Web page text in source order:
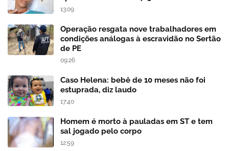
13:09
Operação resgata nove trabalhadores em
condições análogas à escravidão no Sertão
de PE
09:26
Caso Helena: bebê de 10 meses não foi
estuprada, diz laudo
17:40
Homem é morto à pauladas em ST e tem
sal jogado pelo corpo
12:59